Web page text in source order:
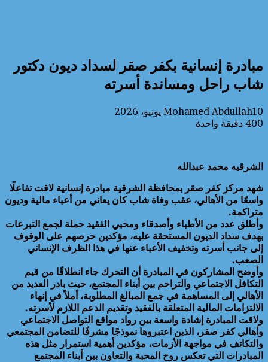
مبادرة إنسانية بكفر صقر لسداد ديون دكتور
شاب راحل ومساندة أسرته
Mohamed Abdullah10 يونيو، 2026
400 دقيقة واحدة
الشرقيه محمد عبدالله
شهد مركز كفر صقر بمحافظة الشرقية مبادرة إنسانية لاقت تفاعلًا
واسعًا من الأهالي، عقب وفاة شاب كان يعاني من أعباء مالية وديون
متراكمة.
وأطلق عدد من الأطباء وأصدقاء ومحبي الفقيد حملة لجمع التبرعات
بهدف سداد الديون المستحقة عليه، مؤكدين حرصهم على الوقوف
إلى جانب أسرته وتخفيف الأعباء عنها في هذا الظرف الإنساني
الصعب.
وأوضح المشاركون في المبادرة أن التحرك جاء انطلاقًا من قيم
التكافل الاجتماعي والتراحم بين أبناء المجتمع، حيث بادر العديد من
الأهالي إلى المساهمة في جمع المبالغ المطلوبة، أملاً في إنهاء
الالتزامات المالية المتعلقة بالفقيد وتقديم الدعم اللازم لأسرته.
ولاقت المبادرة إشادة واسعة بين رواد مواقع التواصل الاجتماعي
وأهالي كفر صقر، الذين اعتبروها نموذجًا مشرفًا للتضامن المجتمعي
والتكاتف في مواجهة الأزمات، مؤكدين أهمية استمرار مثل هذه
المبادرات التي تعكس روح المحبة والتعاون بين أبناء المجتمع